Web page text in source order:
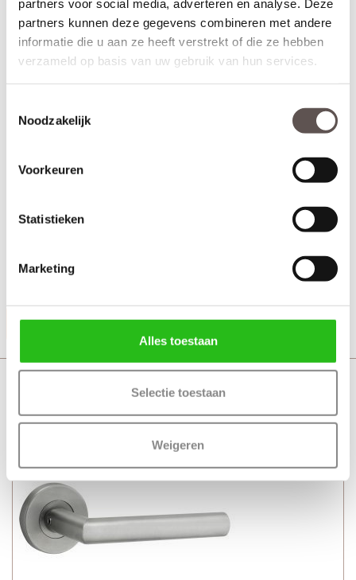
partners voor social media, adverteren en analyse. Deze
partners kunnen deze gegevens combineren met andere
informatie die u aan ze heeft verstrekt of die ze hebben
verzameld op basis van uw gebruik van hun services.
Noodzakelijk
Voorkeuren
Statistieken
Marketing
Alles toestaan
Selectie toestaan
Weigeren
Veralux Theems deurkruk bestaat uit:
afgebeeld)
Productinformatie